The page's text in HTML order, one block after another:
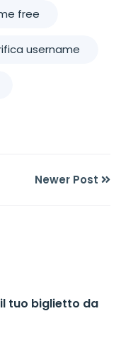
free
username
Newer Post
il tuo biglietto da